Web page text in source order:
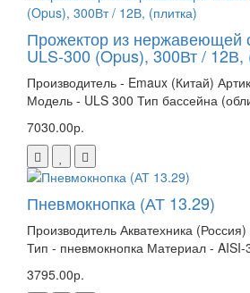
Прожектор из нержавеющей
ULS-300 (Opus), 300Вт / 12В,
Производитель - Emaux (Китай)
Модель - ULS 300 Тип бассейна
7030.00р.
Пневмокнопка (АТ 13.29)
Производитель Акватехника
Тип - пневмокнопка Материал - AISI-
3795.00р.